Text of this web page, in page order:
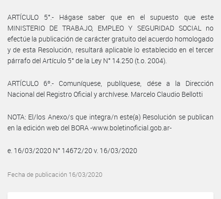
ARTÍCULO 5°.- Hágase saber que en el supuesto que este
MINISTERIO DE TRABAJO, EMPLEO Y SEGURIDAD SOCIAL no
efectúe la publicación de carácter gratuito del acuerdo homologado
y de esta Resolución, resultará aplicable lo establecido en el tercer
párrafo del Artículo 5° de la Ley N° 14.250 (t.o. 2004).
ARTÍCULO 6º.- Comuníquese, publíquese, dése a la Dirección
Nacional del Registro Oficial y archívese. Marcelo Claudio Bellotti
NOTA: El/los Anexo/s que integra/n este(a) Resolución se publican
en la edición web del BORA -www.boletinoficial.gob.ar-
e. 16/03/2020 N° 14672/20 v. 16/03/2020
Fecha de publicación 16/03/2020